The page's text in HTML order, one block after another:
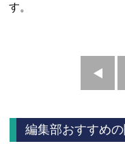
す。
編集部おすすめ